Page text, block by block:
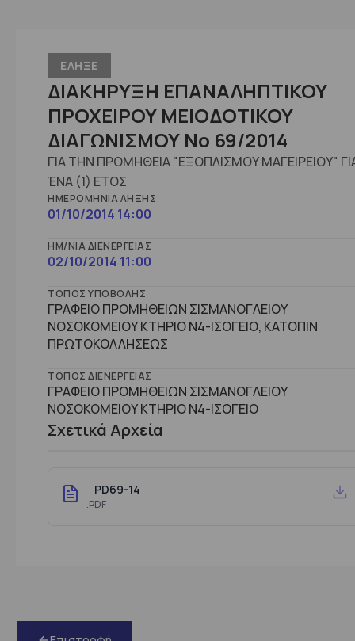
ΕΛΗΞΕ
ΔΙΑΚΗΡΥΞΗ ΕΠΑΝΑΛΗΠΤΙΚΟΥ
ΠΡΟΧΕΙΡΟΥ ΜΕΙΟΔΟΤΙΚΟΥ
ΔΙΑΓΩΝΙΣΜΟΥ No 69/2014
ΓΙΑ ΤΗΝ ΠΡΟΜΗΘΕΙΑ "ΕΞΟΠΛΙΣΜΟΥ ΜΑΓΕΙΡΕΙΟΥ"
ΈΝΑ (1) ΕΤΟΣ
ΗΜΕΡΟΜΗΝΊΑ ΛΉΞΗΣ
01/10/2014 14:00
ΗΜ/ΝΊΑ ΔΙΕΝΈΡΓΕΙΑΣ
02/10/2014 11:00
ΤΌΠΟΣ ΥΠΟΒΟΛΉΣ
ΓΡΑΦΕΙΟ ΠΡΟΜΗΘΕΙΩΝ ΣΙΣΜΑΝΟΓΛΕΙΟΥ
ΝΟΣΟΚΟΜΕΙΟΥ ΚΤΗΡΙΟ Ν4-ΙΣΟΓΕΙΟ, ΚΑΤΟΠΙΝ
ΠΡΩΤΟΚΟΛΛΗΣΕΩΣ
ΤΌΠΟΣ ΔΙΕΝΈΡΓΕΙΑΣ
ΓΡΑΦΕΙΟ ΠΡΟΜΗΘΕΙΩΝ ΣΙΣΜΑΝΟΓΛΕΙΟΥ
ΝΟΣΟΚΟΜΕΙΟΥ ΚΤΗΡΙΟ Ν4-ΙΣΟΓΕΙΟ
Σχετικά Αρχεία
PD69-14
.PDF